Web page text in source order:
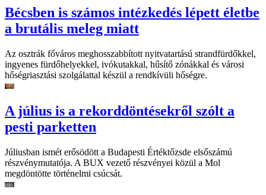
Bécsben is számos intézkedés lépett életbe
a brutális meleg miatt
Az osztrák főváros meghosszabbított nyitvatartású strandfürdőkkel,
ingyenes fürdőhelyekkel, ivókutakkal, hűsítő zónákkal és városi
hőségriasztási szolgálattal készül a rendkívüli hőségre.
A július is a rekorddöntésekről szólt a
pesti parketten
Júliusban ismét erősödött a Budapesti Értéktőzsde elsőszámú
részvénymutatója. A BUX vezető részvényei közül a Mol
megdöntötte történelmi csúcsát.